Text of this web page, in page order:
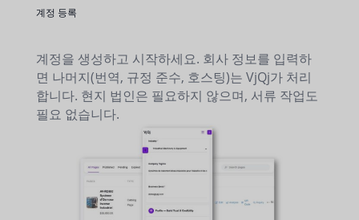
계정 등록
계정을 생성하고 시작하세요. 회사 정보를 입력하
면 나머지(번역, 규정 준수, 호스팅)는 VjQj가 처리
합니다. 현지 법인은 필요하지 않으며, 서류 작업도
필요 없습니다.